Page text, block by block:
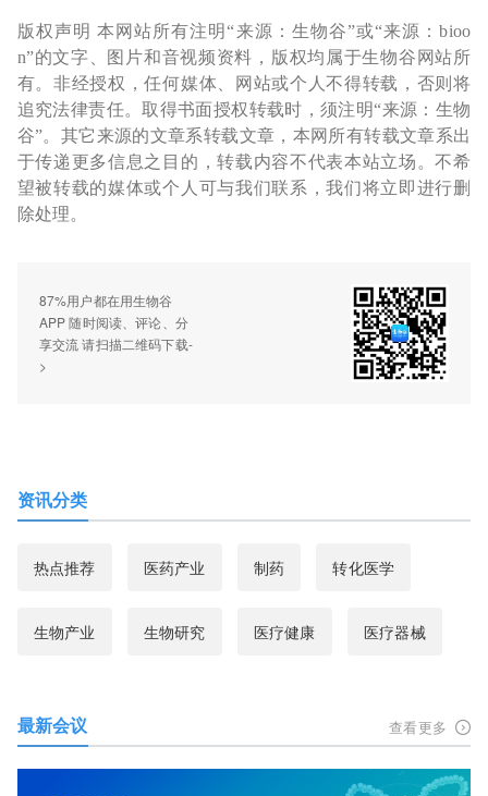
版权声明 本网站所有注明“来源：生物谷”或“来源：bioo
n”的文字、图片和音视频资料，版权均属于生物谷网站所
有。非经授权，任何媒体、网站或个人不得转载，否则将
追究法律责任。取得书面授权转载时，须注明“来源：生物
谷”。其它来源的文章系转载文章，本网所有转载文章系出
于传递更多信息之目的，转载内容不代表本站立场。不希
望被转载的媒体或个人可与我们联系，我们将立即进行删
除处理。
87%用户都在用生物谷
APP 随时阅读、评论、分
享交流 请扫描二维码下载-
>
资讯分类
热点推荐 医药产业 制药 转化医学
生物产业 生物研究 医疗健康 医疗器械
最新会议 查看更多